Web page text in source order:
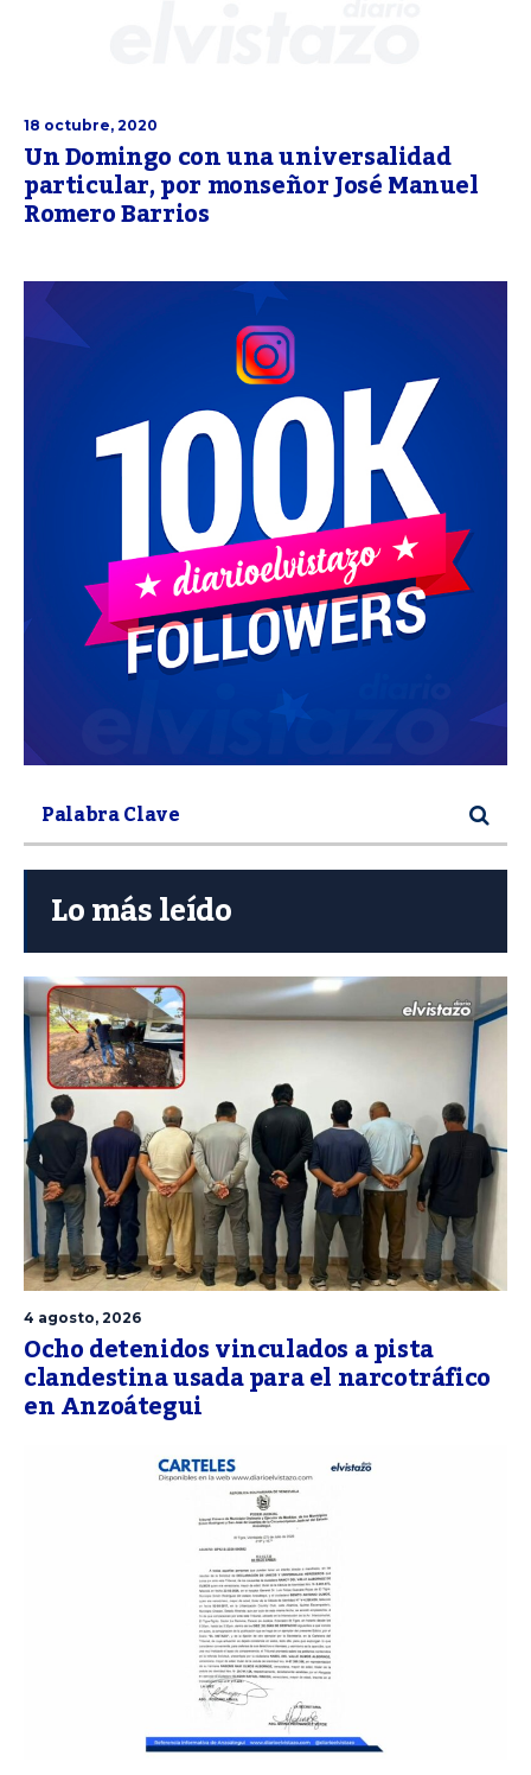
18 octubre, 2020
Un Domingo con una universalidad
particular, por monseñor José Manuel
Romero Barrios
Lo más leído
4 agosto, 2026
Ocho detenidos vinculados a pista
clandestina usada para el narcotráfico
en Anzoátegui